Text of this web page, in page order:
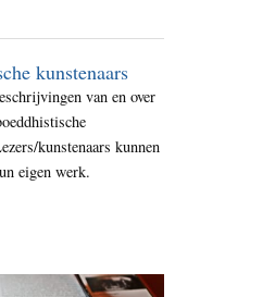
kunstenaars
van en over
kunstenaars kunnen
eigen werk.